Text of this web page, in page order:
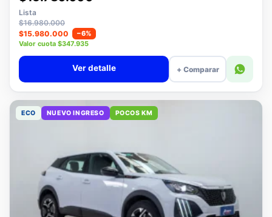
$15.780.000
Lista
$16.980.000
$15.980.000
−6%
Valor cuota $347.935
+ Comparar